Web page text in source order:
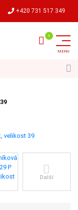
+420 731 517 349
Další